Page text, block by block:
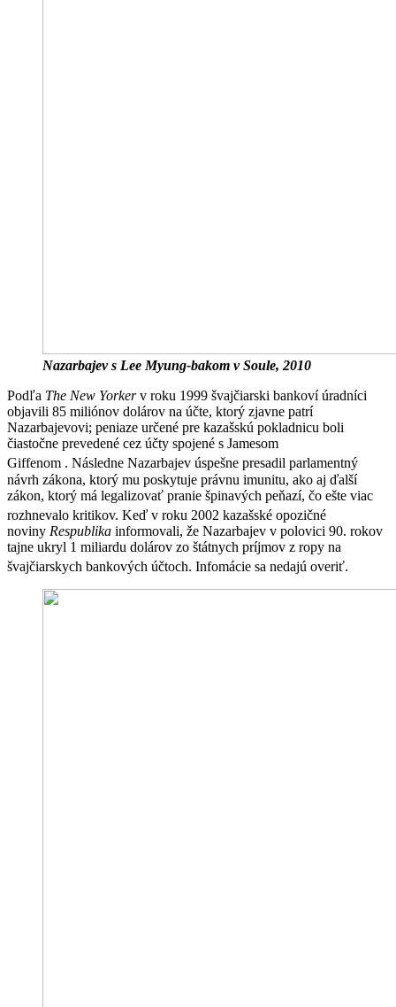
Nazarbajev s Lee Myung-bakom v Soule, 2010
Podľa The New Yorkerv roku 1999 švajčiarski bankoví úradníci
objavili 85 miliónov dolárov na účte, ktorý zjavne patrí
Nazarbajevovi; peniaze určené pre kazašskú pokladnicu boli
čiastočne prevedené cez účty spojené s Jamesom
Giffenom . Následne Nazarbajev úspešne presadil parlamentný
návrh zákona, ktorý mu poskytuje právnu imunitu, ako aj ďalší
zákon, ktorý má legalizovať pranie špinavých peňazí, čo ešte viac
rozhnevalo kritikov. Keď v roku 2002 kazašské opozičné
noviny Respublika informovali, že Nazarbajev v polovici 90. rokov
tajne ukryl 1 miliardu dolárov zo štátnych príjmov z ropy na
švajčiarskych bankových účtoch. Infomácie sa nedajú overiť.